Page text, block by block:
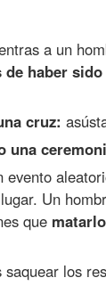
a un
de haber
cruz:
una
evento
Un
que matarlo
saquear los